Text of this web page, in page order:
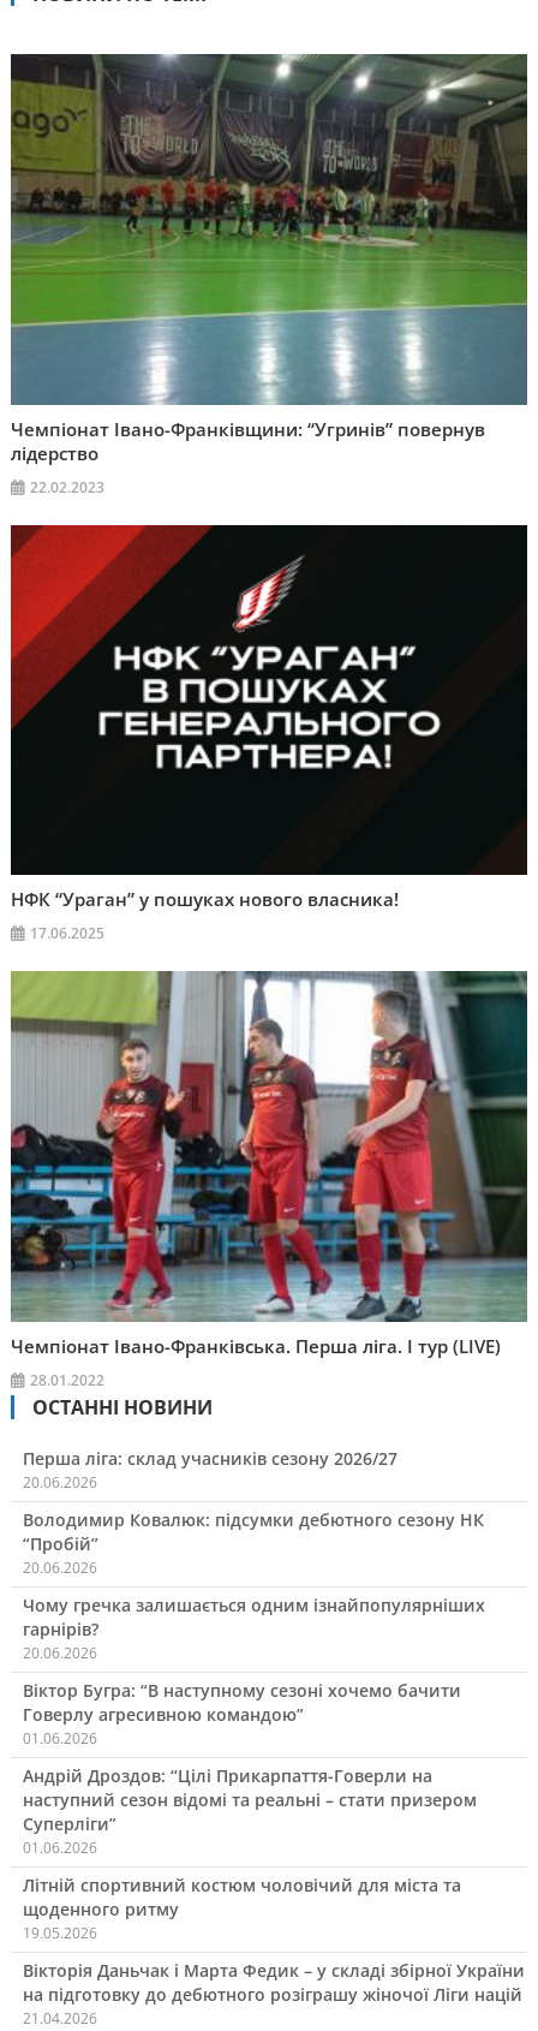
Чемпіонат Івано-Франківщини: “Угринів” повернув
лідерство
22.02.2023
НФК “Ураган” у пошуках нового власника!
17.06.2025
Чемпіонат Івано-Франківська. Перша ліга. І тур (LIVE)
28.01.2022
ОСТАННІ НОВИНИ
Перша ліга: склад учасників сезону 2026/27
20.06.2026
Володимир Ковалюк: підсумки дебютного сезону НК
“Пробій”
20.06.2026
Чому гречка залишається одним ізнайпопулярніших
гарнірів?
20.06.2026
Віктор Бугра: “В наступному сезоні хочемо бачити
Говерлу агресивною командою”
01.06.2026
Андрій Дроздов: “Цілі Прикарпаття-Говерли на
наступний сезон відомі та реальні – стати призером
Суперліги”
01.06.2026
Літній спортивний костюм чоловічий для міста та
щоденного ритму
19.05.2026
Вікторія Даньчак і Марта Федик – у складі збірної України
на підготовку до дебютного розіграшу жіночої Ліги націй
21.04.2026